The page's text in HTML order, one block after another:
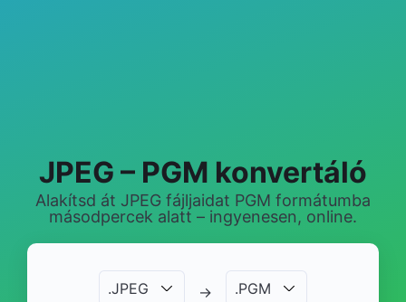
JPEG – PGM konvertáló
Alakítsd át JPEG fájljaidat PGM formátumba
másodpercek alatt – ingyenesen, online.
.JPEG → .PGM